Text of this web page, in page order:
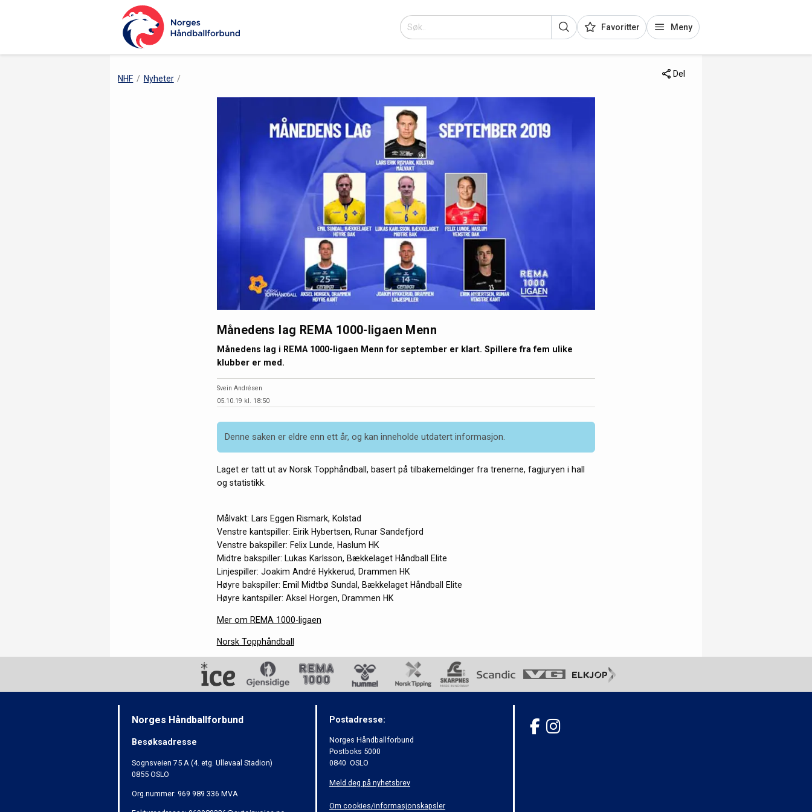
Favoritter Meny
NHF Nyheter Del
Månedens lag REMA 1000-ligaen Menn
Månedens lag i REMA 1000-ligaen Menn for september er klart. Spillere fra fem ulike
klubber er med.
Svein Andrésen
05.10.19 kl. 18:50
Denne saken er eldre enn ett år, og kan inneholde utdatert informasjon.
Laget er tatt ut av Norsk Topphåndball, basert på tilbakemeldinger fra trenerne, fagjuryen i hall
og statistikk.
Målvakt: Lars Eggen Rismark, Kolstad
Venstre kantspiller: Eirik Hybertsen, Runar Sandefjord
Venstre bakspiller: Felix Lunde, Haslum HK
Midtre bakspiller: Lukas Karlsson, Bækkelaget Håndball Elite
Linjespiller: Joakim André Hykkerud, Drammen HK
Høyre bakspiller: Emil Midtbø Sundal, Bækkelaget Håndball Elite
Høyre kantspiller: Aksel Horgen, Drammen HK
Mer om REMA 1000-ligaen
Norsk Topphåndball
Norges Håndballforbund
Besøksadresse
Sognsveien 75 A (4. etg. Ullevaal Stadion)
0855 OSLO
Org.nummer: 969 989 336 MVA
Postadresse:
Norges Håndballforbund
Postboks 5000
0840 OSLO
Meld deg på nyhetsbrev
Om cookies/informasjonskapsler